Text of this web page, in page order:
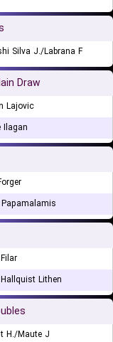
Silva J./Labrana F.
Draw
Lajovic
Ilagan
Lithen
H./Maute J.